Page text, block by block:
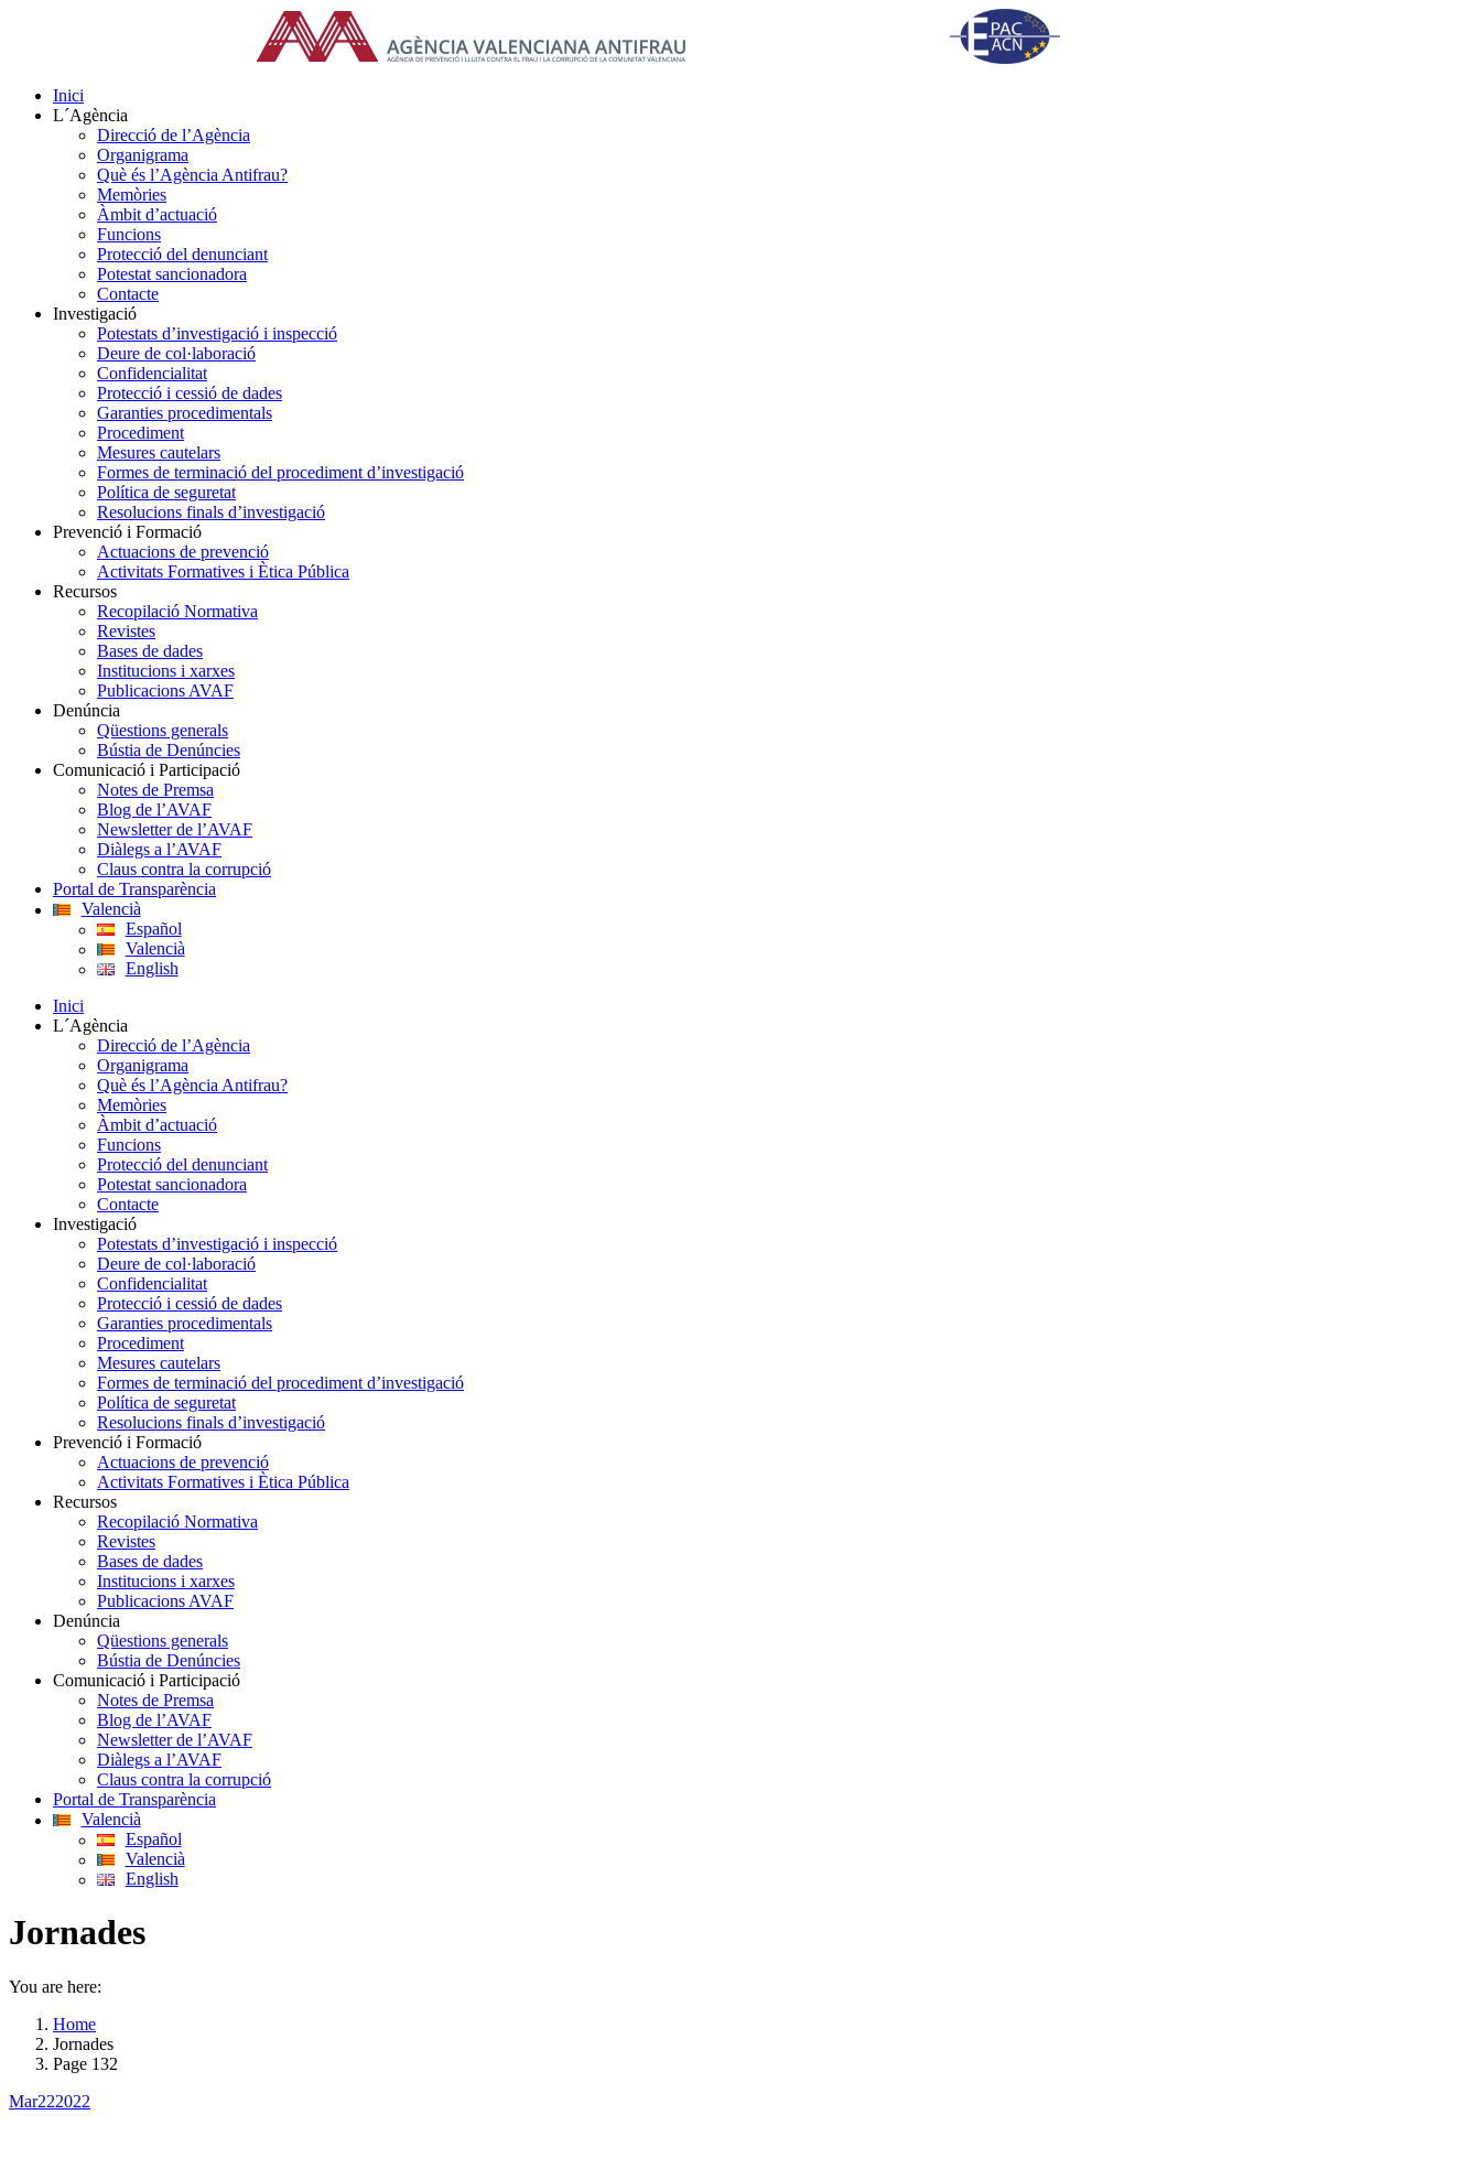
Inici
L´Agència
Direcció de l’Agència
Organigrama
Què és l’Agència Antifrau?
Memòries
Àmbit d’actuació
Funcions
Protecció del denunciant
Potestat sancionadora
Contacte
Investigació
Potestats d’investigació i inspecció
Deure de col·laboració
Confidencialitat
Protecció i cessió de dades
Garanties procedimentals
Procediment
Mesures cautelars
Formes de terminació del procediment d’investigació
Política de seguretat
Resolucions finals d’investigació
Prevenció i Formació
Actuacions de prevenció
Activitats Formatives i Ètica Pública
Recursos
Recopilació Normativa
Revistes
Bases de dades
Institucions i xarxes
Publicacions AVAF
Denúncia
Qüestions generals
Bústia de Denúncies
Comunicació i Participació
Notes de Premsa
Blog de l’AVAF
Newsletter de l’AVAF
Diàlegs a l’AVAF
Claus contra la corrupció
Portal de Transparència
Valencià
Español
Valencià
English
Inici
L´Agència
Direcció de l’Agència
Organigrama
Què és l’Agència Antifrau?
Memòries
Àmbit d’actuació
Funcions
Protecció del denunciant
Potestat sancionadora
Contacte
Investigació
Potestats d’investigació i inspecció
Deure de col·laboració
Confidencialitat
Protecció i cessió de dades
Garanties procedimentals
Procediment
Mesures cautelars
Formes de terminació del procediment d’investigació
Política de seguretat
Resolucions finals d’investigació
Prevenció i Formació
Actuacions de prevenció
Activitats Formatives i Ètica Pública
Recursos
Recopilació Normativa
Revistes
Bases de dades
Institucions i xarxes
Publicacions AVAF
Denúncia
Qüestions generals
Bústia de Denúncies
Comunicació i Participació
Notes de Premsa
Blog de l’AVAF
Newsletter de l’AVAF
Diàlegs a l’AVAF
Claus contra la corrupció
Portal de Transparència
Valencià
Español
Valencià
English
Jornades
You are here:
Home
Jornades
Page 132
Mar222022